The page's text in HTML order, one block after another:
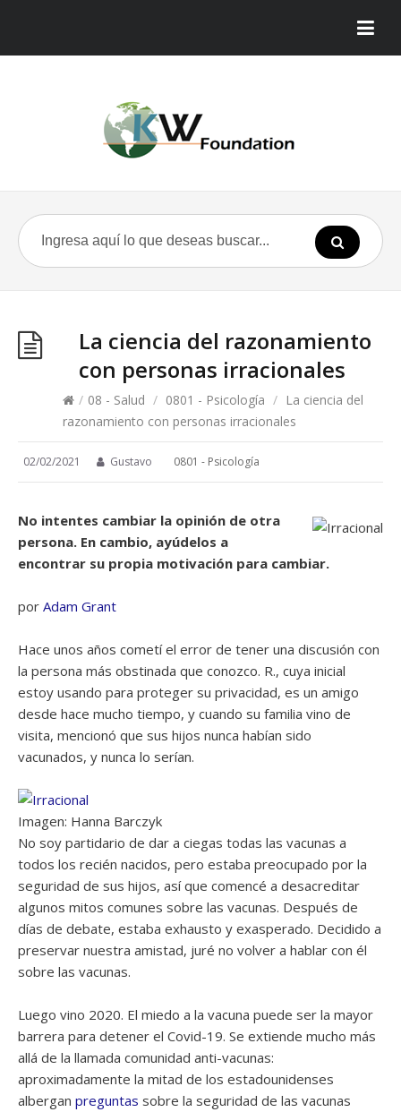
La ciencia del razonamiento
con personas irracionales
/ 08 - Salud / 0801 - Psicología / La ciencia del
razonamiento con personas irracionales
02/02/2021 Gustavo 0801 - Psicología
No intentes cambiar la opinión de otra
persona. En cambio, ayúdelos a
encontrar su propia motivación para cambiar.
por Adam Grant
Hace unos años cometí el error de tener una discusión con
la persona más obstinada que conozco. R., cuya inicial
estoy usando para proteger su privacidad, es un amigo
desde hace mucho tiempo, y cuando su familia vino de
visita, mencionó que sus hijos nunca habían sido
vacunados, y nunca lo serían.
Imagen: Hanna Barczyk
No soy partidario de dar a ciegas todas las vacunas a
todos los recién nacidos, pero estaba preocupado por la
seguridad de sus hijos, así que comencé a desacreditar
algunos mitos comunes sobre las vacunas. Después de
días de debate, estaba exhausto y exasperado. Decidido a
preservar nuestra amistad, juré no volver a hablar con él
sobre las vacunas.
Luego vino 2020. El miedo a la vacuna puede ser la mayor
barrera para detener el Covid-19. Se extiende mucho más
allá de la llamada comunidad anti-vacunas:
aproximadamente la mitad de los estadounidenses
albergan preguntas sobre la seguridad de las vacunas